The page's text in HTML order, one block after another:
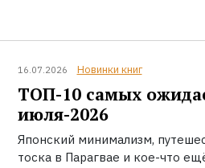
16.07.2026 Новинки книг
ТОП-10 самых
июля-2026
Японский минимализм,
тоска в Парагвае и кое-что